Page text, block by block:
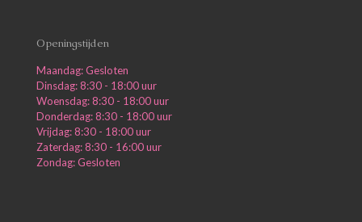
Openingstijden
Maandag: Gesloten
Dinsdag: 8:30 - 18:00 uur
Woensdag: 8:30 - 18:00 uur
Donderdag: 8:30 - 18:00 uur
Vrijdag: 8:30 - 18:00 uur
Zaterdag: 8:30 - 16:00 uur
Zondag: Gesloten